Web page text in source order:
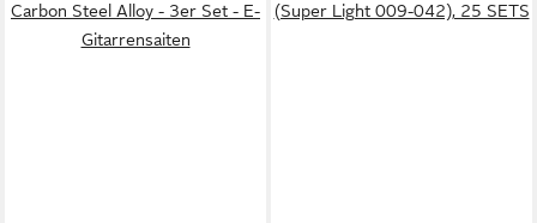
Carbon Steel Alloy - 3er Set - E-
Gitarrensaiten
(Super Light 009-042), 25 SETS